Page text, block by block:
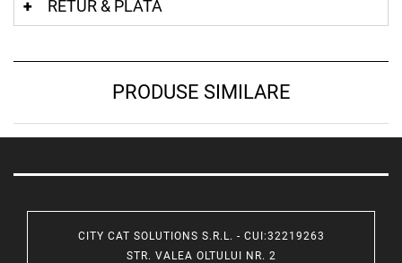
RETUR & PLATA
PRODUSE SIMILARE
CITY CAT SOLUTIONS S.R.L. - CUI:32219263
STR. VALEA OLTULUI NR. 2